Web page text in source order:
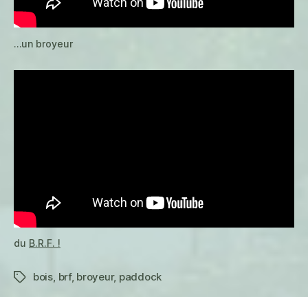
…un broyeur
du B.R.F. !
Étiquettes
bois, brf, broyeur, paddock